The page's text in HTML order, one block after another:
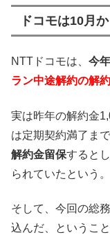
ドコモは10月
NTTドコモは、 今
ラン中途解約の解
実は昨年の解約金
は定期契約満了ま
解約金留保すると
られていたという。
そして、今回の総
込んだ、ということ